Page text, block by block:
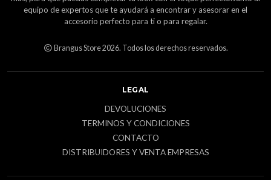
equipo de expertos que te ayudará a encontrar y asesorar en el
accesorio perfecto para ti o para regalar.
Brangus Store 2026. Todos los derechos reservados.
LEGAL
DEVOLUCIONES
TERMINOS Y CONDICIONES
CONTACTO
DISTRIBUIDORES Y VENTA EMPRESAS